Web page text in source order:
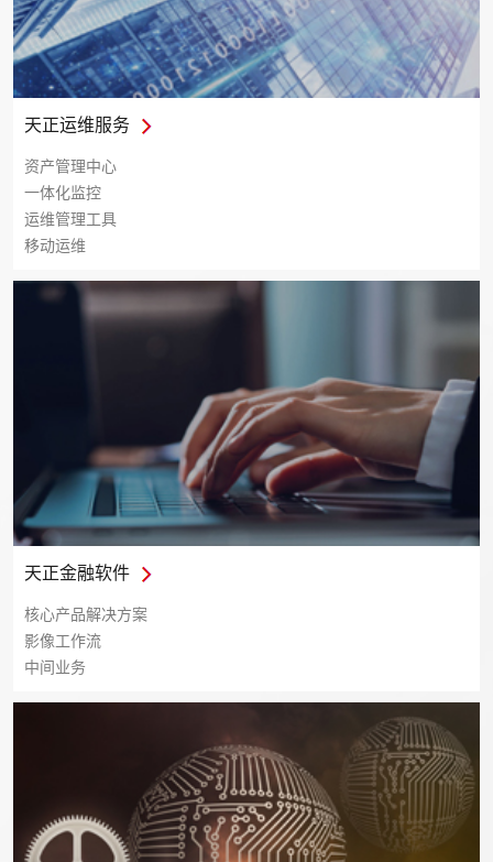
天正运维服务
资产管理中心
一体化监控
运维管理工具
移动运维
天正金融软件
核心产品解决方案
影像工作流
中间业务